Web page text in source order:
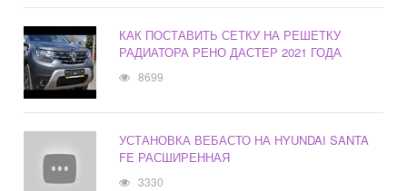
КАК ПОСТАВИТЬ СЕТКУ НА РЕШЕТКУ
РАДИАТОРА РЕНО ДАСТЕР 2021 ГОДА
8699
УСТАНОВКА ВЕБАСТО НА HYUNDAI SANTA
FE РАСШИРЕННАЯ
3330